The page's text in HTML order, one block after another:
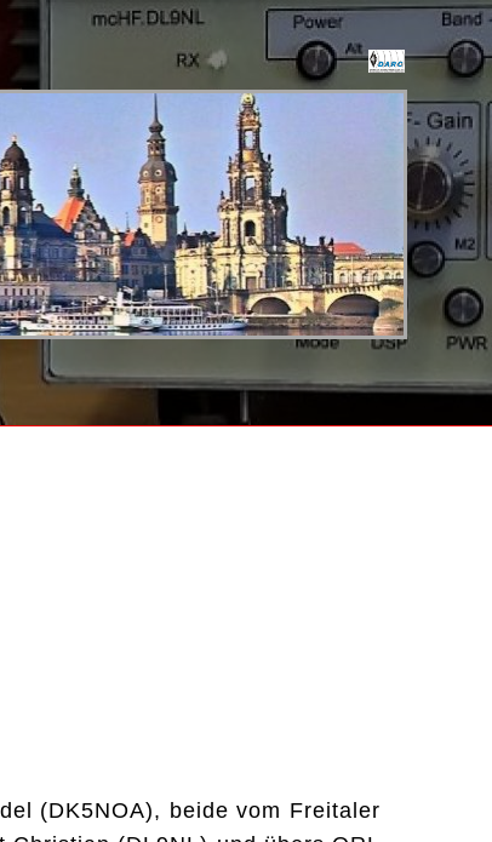
(DK5NOA), beide vom Freitaler